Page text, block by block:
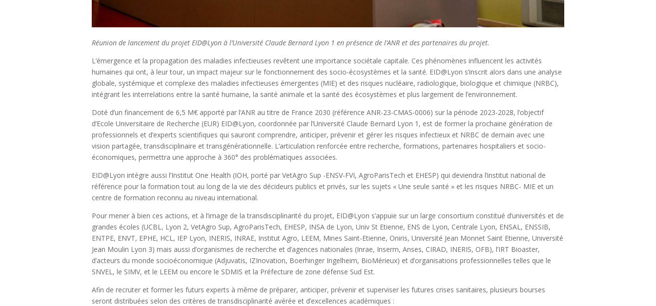
Réunion de lancement du projet EID@Lyon à l’Université Claude Bernard Lyon 1 en présence de l’ANR et des partenaires du projet.
L’émergence et la propagation des maladies infectieuses revêtent une importance sociétale capitale. Ces phénomènes influencent les activités
humaines qui ont, à leur tour, un impact majeur sur le fonctionnement des socio-écosystèmes et la santé. EID@Lyon s’inscrit alors dans une analyse
globale, systémique et complexe des maladies infectieuses émergentes (MIE) et des risques nucléaire, radiologique, biologique et chimique (NRBC),
intégrant les interrelations entre la santé humaine, la santé animale et la santé des écosystèmes et plus largement de l’environnement.
Doté d’un financement de 6,5 M€ apporté par l’ANR au titre de France 2030 (référence ANR-23-CMAS-0006) sur la période 2023-2028, l’objectif
d’Ecole Universitaire de Recherche (EUR) EID@Lyon, coordonnée par l’Université Claude Bernard Lyon 1, est de former la prochaine génération de
professionnels et d’experts scientifiques qui sauront comprendre, anticiper, prévenir et gérer les risques infectieux et NRBC de demain avec une
vision partagée, transdisciplinaire et transgénérationnelle. L’articulation renforcée entre recherche, formations, partenaires hospitaliers et socio-
économiques, permettra une approche à 360° des problématiques associées.
EID@Lyon intègre aussi l’Institut One Health (IOH, porté par VetAgro Sup -ENSV-FVI, AgroParisTech et EHESP) qui deviendra l’institut national de
référence pour la formation tout au long de la vie des décideurs publics et privés, sur les sujets « Une seule santé » et les risques NRBC- MIE et un
centre de formation reconnu au niveau international.
Pour mener à bien ces actions, et à l’image de la transdisciplinarité du projet, EID@Lyon s’appuie sur un large consortium constitué d’universités et de
grandes écoles (UCBL, Lyon 2, VetAgro Sup, AgroParisTech, EHESP, INSA de Lyon, Univ St Etienne, ENS de Lyon, Centrale Lyon, ENSAL, ENSSIB,
ENTPE, ENVT, EPHE, HCL, IEP Lyon, INERIS, INRAE, Institut Agro, LEEM, Mines Saint-Etienne, Oniris, Université Jean Monnet Saint Etienne, Université
Jean Moulin Lyon 3) mais aussi d’organismes de recherche et d’agences nationales (Inrae, Inserm, Anses, CIRAD, INERIS, OFB), l’IRT Bioaster,
d’acteurs du monde socioéconomique (Adjuvatis, IZInovation, Boerhinger Ingelheim, BioMérieux) et d’organisations professionnelles telles que le
SNVEL, le SIMV, et le LEEM ou encore le SDMIS et la Préfecture de zone défense Sud Est.
Afin de recruter et former les futurs experts à même de préparer, anticiper, prévenir et superviser les futures crises sanitaires, plusieurs bourses
seront distribuées selon des critères de transdisciplinarité avérée et d’excellences académiques :